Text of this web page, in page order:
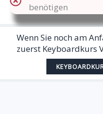
benötigen
Wenn Sie noch am
zuerst Keyboardkurs